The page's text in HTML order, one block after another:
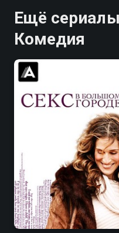
Ещё
Комедия
8.2 7.4